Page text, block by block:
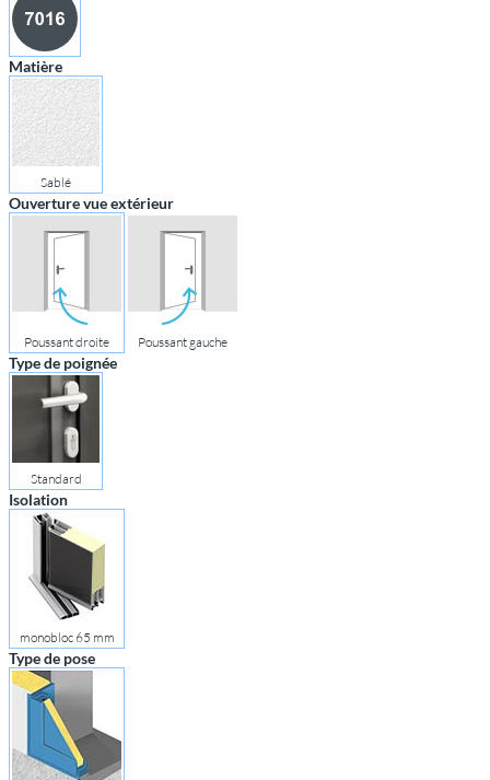
Matière
Sablé
Ouverture vue extérieur
Poussant droite Poussant gauche
Type de poignée
Standard
Isolation
monobloc 65 mm
Type de pose